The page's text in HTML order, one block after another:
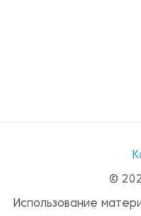
©
Использование